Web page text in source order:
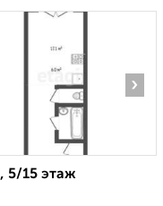
›
5/15 этаж